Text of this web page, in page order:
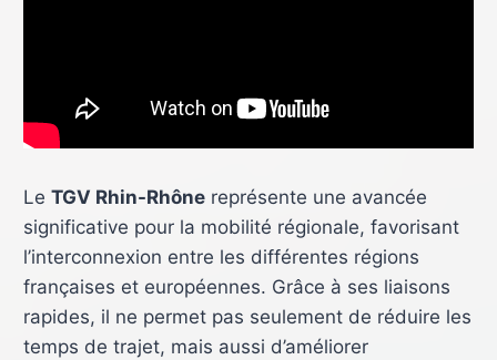
Le TGV Rhin-Rhônereprésente une avancée
significative pour la mobilité régionale, favorisant
l’interconnexion entre les différentes régions
françaises et européennes. Grâce à ses liaisons
rapides, il ne permet pas seulement de réduire les
temps de trajet, mais aussi d’améliorer